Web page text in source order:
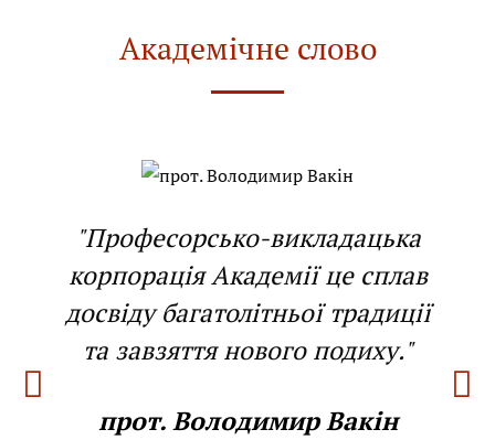
Академічне слово
"Професорсько-викладацька
корпорація Академії це сплав
досвіду багатолітньої традиції
та завзяття нового подиху."
прот. Володимир Вакін